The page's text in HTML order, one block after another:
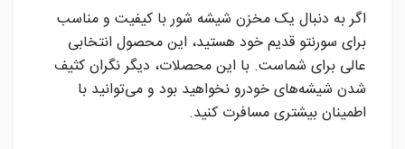
اگر به دنبال یک مخزن شیشه شور با کیفیت و مناسب
برای سورنتو قدیم خود هستید، این محصول انتخابی
عالی برای شماست. با این محصلات، دیگر نگران کثیف
شدن شیشه‌های خودرو نخواهید بود و می‌توانید با
اطمینان بیشتری مسافرت کنید.